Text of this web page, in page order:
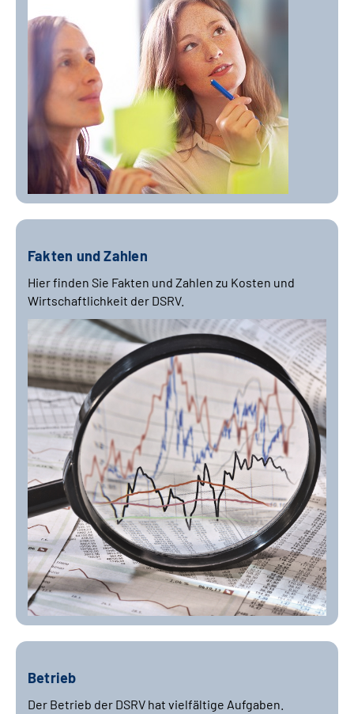
Fakten und Zahlen
Hier finden Sie Fakten und Zahlen zu Kosten und
Wirtschaftlichkeit der DSRV.
Betrieb
Der Betrieb der DSRV hat vielfältige Aufgaben.